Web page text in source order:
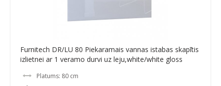
Furnitech DR/LU 80 Piekaramais vannas istabas skapītis
izlietnei ar 1 veramo durvi uz leju,white/white gloss
Platums: 80 cm